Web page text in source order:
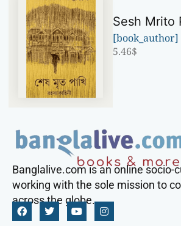
Sesh Mrito
[book_author]
5.46$
Banglalive.com is an online socio-
working with the sole mission to
across the globe.